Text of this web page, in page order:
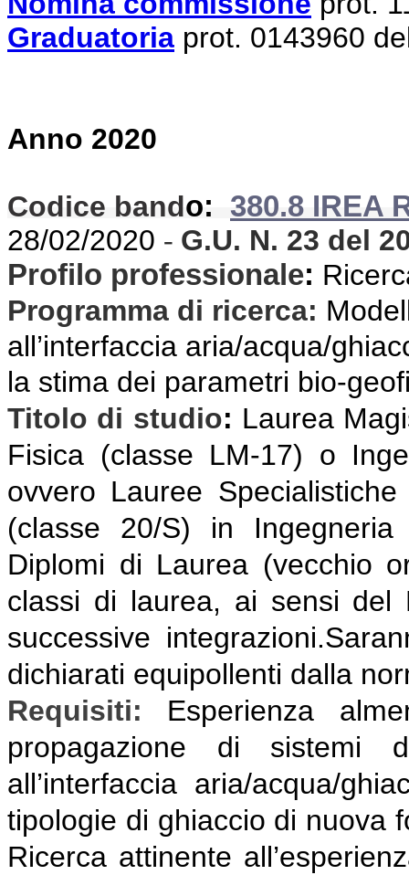
Graduatoria prot. 0143960
Anno 2020
Codice bando: 380.8 IREA
28/02/2020 - G.U. N. 23 del
Profilo professionale:
Programma di ricerca:
all’interfaccia aria/acqua/
la stima dei parametri bio-
Titolo di studio: Laurea
Fisica (classe LM-17) o
ovvero Lauree
(classe 20/S) in
Diplomi di Laurea (vecchio
classi di laurea, ai sensi del
successive
dichiarati equipollenti dalla
Requisiti:
Esperienza
propagazione di sistemi
all’interfaccia aria/acqua/
tipologie di ghiaccio di nuova
Ricerca attinente